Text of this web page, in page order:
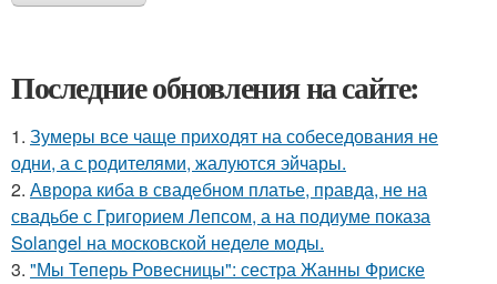
Последние обновления на сайте:
1. Зумеры все чаще приходят на собеседования не
одни, а с родителями, жалуются эйчары.
2. Аврора киба в свадебном платье, правда, не на
свадьбе с Григорием Лепсом, а на подиуме показа
Solangel на московской неделе моды.
3. "Мы Теперь Ровесницы": сестра Жанны Фриске